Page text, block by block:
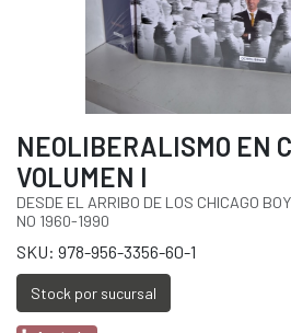
NEOLIBERALISMO EN
VOLUMEN I
DESDE EL ARRIBO DE LOS CHICAGO
NO 1960-1990
SKU: 978-956-3356-60-1
Stock por sucursal